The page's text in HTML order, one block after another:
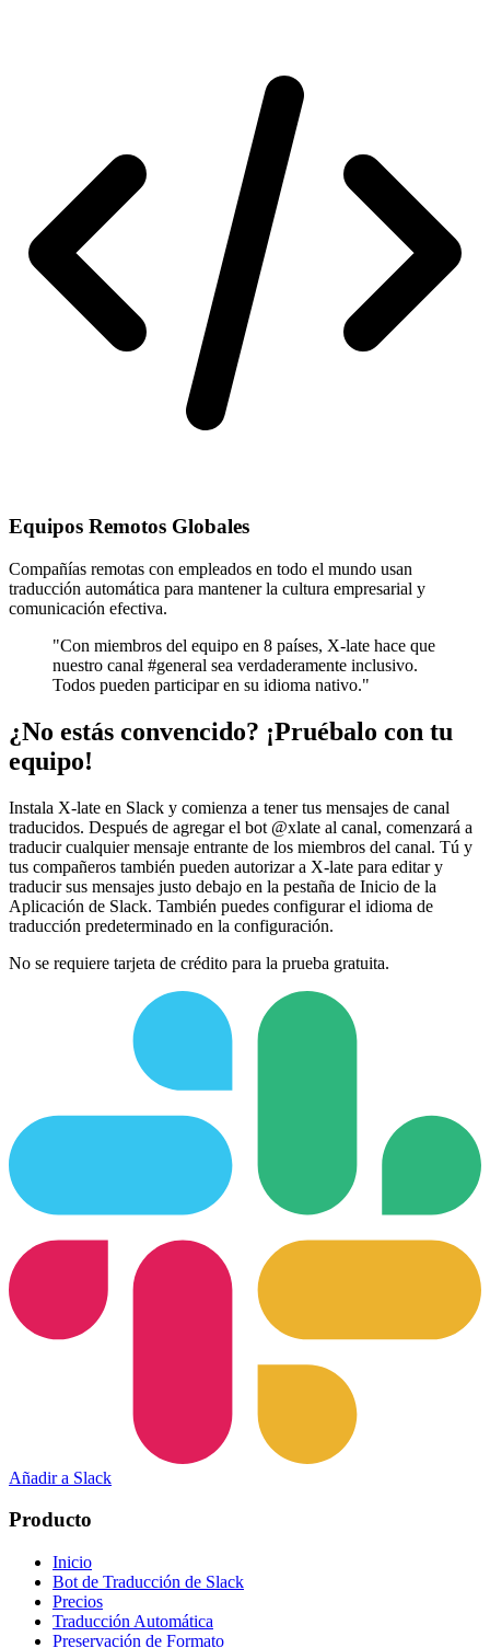
Equipos Remotos Globales
Compañías remotas con empleados en todo el mundo usan
traducción automática para mantener la cultura empresarial y
comunicación efectiva.
"Con miembros del equipo en 8 países, X-late hace que
nuestro canal #general sea verdaderamente inclusivo.
Todos pueden participar en su idioma nativo."
¿No estás convencido? ¡Pruébalo con tu
equipo!
Instala X-late en Slack y comienza a tener tus mensajes de canal
traducidos. Después de agregar el bot @xlate al canal, comenzará a
traducir cualquier mensaje entrante de los miembros del canal. Tú y
tus compañeros también pueden autorizar a X-late para editar y
traducir sus mensajes justo debajo en la pestaña de Inicio de la
Aplicación de Slack. También puedes configurar el idioma de
traducción predeterminado en la configuración.
No se requiere tarjeta de crédito para la prueba gratuita.
Añadir a Slack
Producto
Inicio
Bot de Traducción de Slack
Precios
Traducción Automática
Preservación de Formato